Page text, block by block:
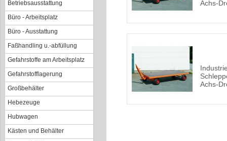
Betriebsausstattung
Büro - Arbeitsplatz
Büro - Ausstattung
Faßhandling u.-abfüllung
Gefahrstoffe am Arbeitsplatz
Gefahrstofflagerung
Großbehälter
Hebezeuge
Hubwagen
Kästen und Behälter
Achs-
Achs-